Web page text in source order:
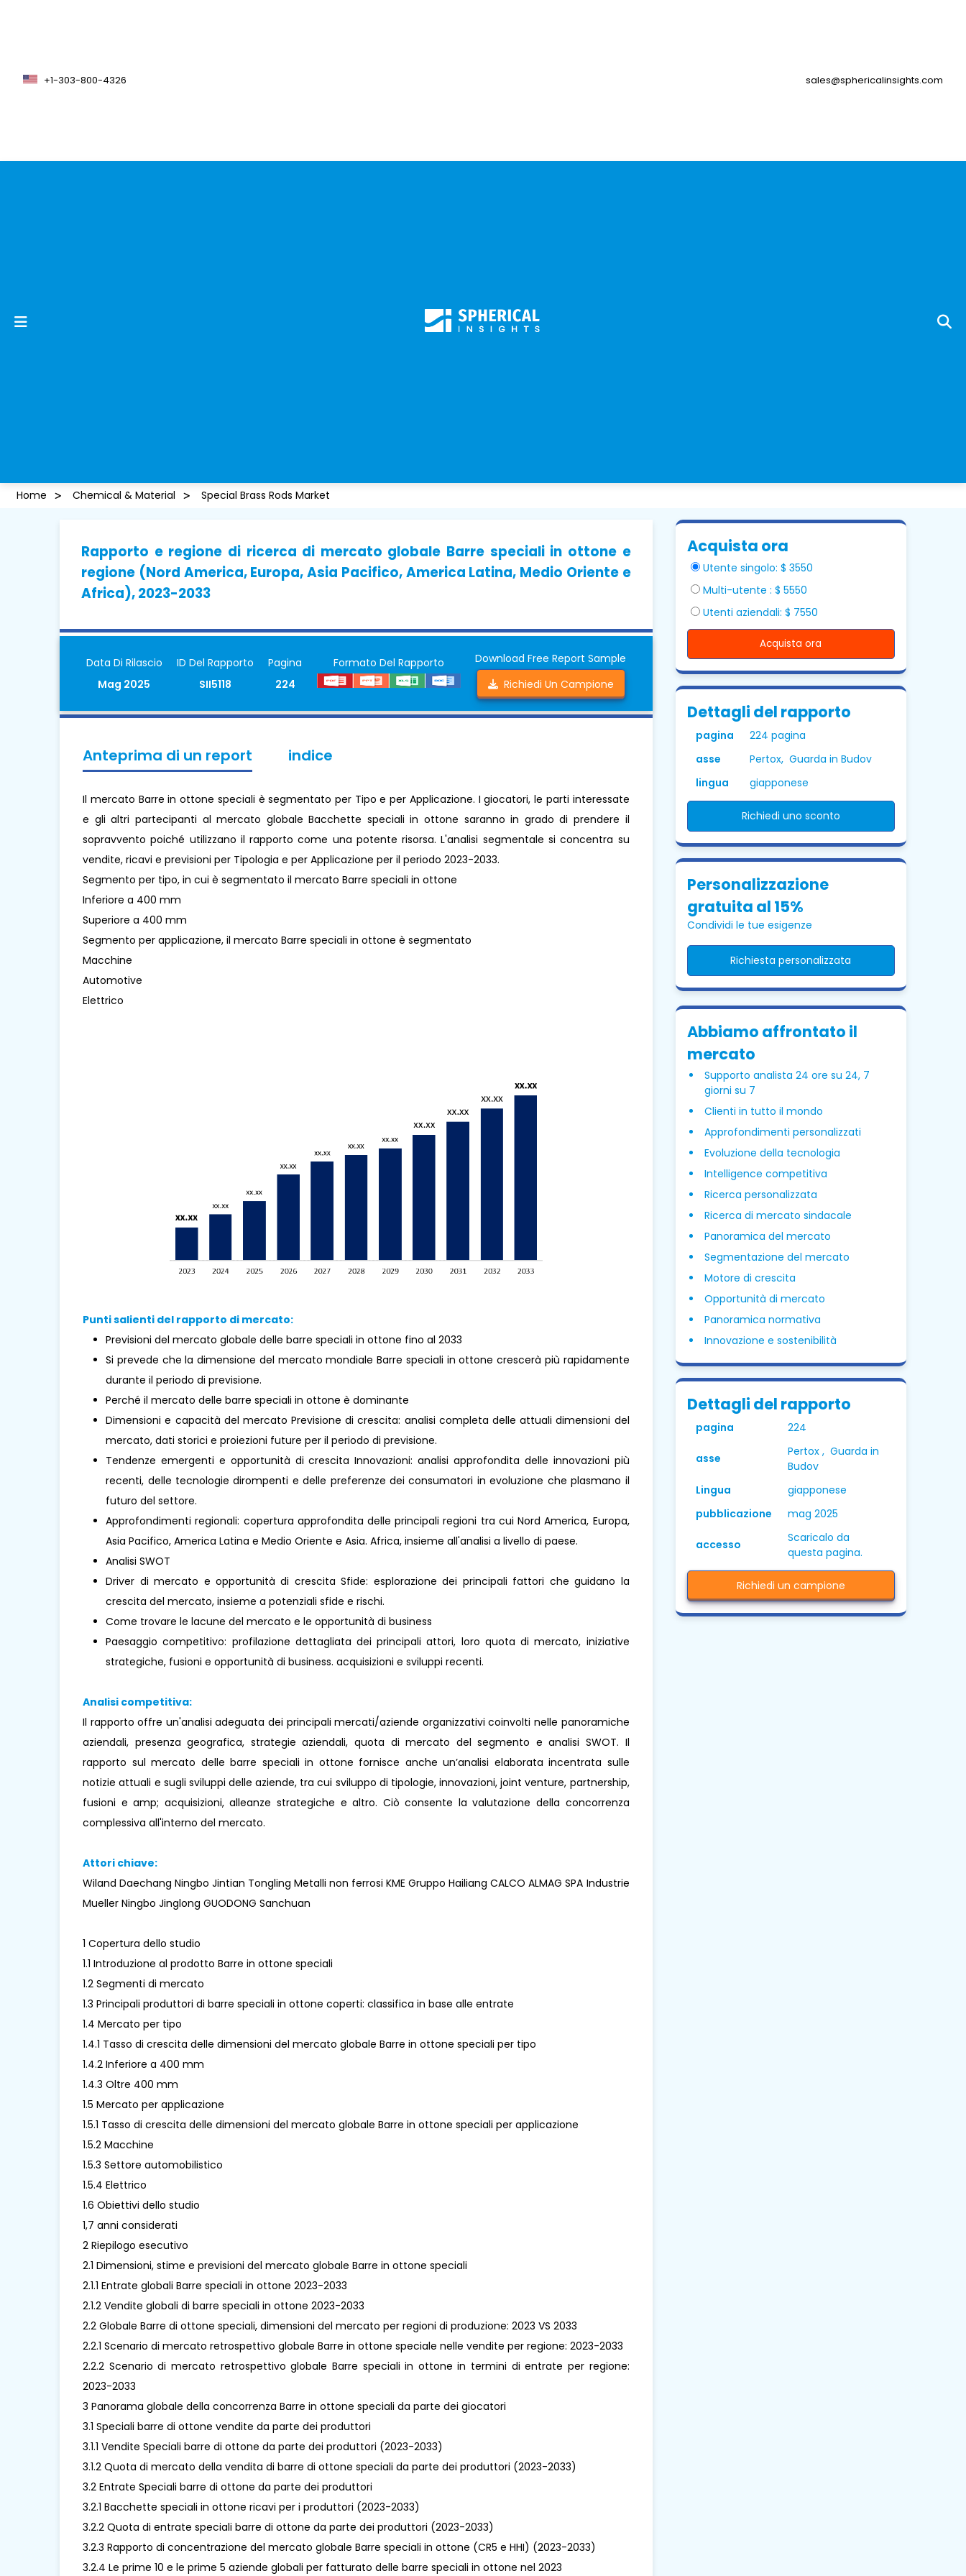
+1-303-800-4326 sales@sphericalinsights.com
Home Chemical & Material Special Brass Rods Market
Rapporto e regione di ricerca di mercato globale Barre speciali in ottone e
regione (Nord America, Europa, Asia Pacifico, America Latina, Medio Oriente e
Africa), 2023-2033
Data Di Rilascio
Mag 2025
ID Del Rapporto
SII5118
Pagina
224
Formato Del Rapporto
Download Free Report Sample
Richiedi Un Campione
Anteprima di un report indice
Il mercato Barre in ottone speciali è segmentato per Tipo e per Applicazione. I giocatori, le parti interessate
e gli altri partecipanti al mercato globale Bacchette speciali in ottone saranno in grado di prendere il
sopravvento poiché utilizzano il rapporto come una potente risorsa. L'analisi segmentale si concentra su
vendite, ricavi e previsioni per Tipologia e per Applicazione per il periodo 2023-2033.
Segmento per tipo, in cui è segmentato il mercato Barre speciali in ottone
Inferiore a 400 mm
Superiore a 400 mm
Segmento per applicazione, il mercato Barre speciali in ottone è segmentato
Macchine
Automotive
Elettrico
Punti salienti del rapporto di mercato:
Previsioni del mercato globale delle barre speciali in ottone fino al 2033
Si prevede che la dimensione del mercato mondiale Barre speciali in ottone crescerà più rapidamente
durante il periodo di previsione.
Perché il mercato delle barre speciali in ottone è dominante
Dimensioni e capacità del mercato Previsione di crescita: analisi completa delle attuali dimensioni del
mercato, dati storici e proiezioni future per il periodo di previsione.
Tendenze emergenti e opportunità di crescita Innovazioni: analisi approfondita delle innovazioni più
recenti, delle tecnologie dirompenti e delle preferenze dei consumatori in evoluzione che plasmano il
futuro del settore.
Approfondimenti regionali: copertura approfondita delle principali regioni tra cui Nord America, Europa,
Asia Pacifico, America Latina e Medio Oriente e Asia. Africa, insieme all'analisi a livello di paese.
Analisi SWOT
Driver di mercato e opportunità di crescita Sfide: esplorazione dei principali fattori che guidano la
crescita del mercato, insieme a potenziali sfide e rischi.
Come trovare le lacune del mercato e le opportunità di business
Paesaggio competitivo: profilazione dettagliata dei principali attori, loro quota di mercato, iniziative
strategiche, fusioni e opportunità di business. acquisizioni e sviluppi recenti.
Analisi competitiva:
Il rapporto offre un'analisi adeguata dei principali mercati/aziende organizzativi coinvolti nelle panoramiche
aziendali, presenza geografica, strategie aziendali, quota di mercato del segmento e analisi SWOT. Il
rapporto sul mercato delle barre speciali in ottone fornisce anche un’analisi elaborata incentrata sulle
notizie attuali e sugli sviluppi delle aziende, tra cui sviluppo di tipologie, innovazioni, joint venture, partnership,
fusioni e amp; acquisizioni, alleanze strategiche e altro. Ciò consente la valutazione della concorrenza
complessiva all'interno del mercato.
Attori chiave:
Wiland Daechang Ningbo Jintian Tongling Metalli non ferrosi KME Gruppo Hailiang CALCO ALMAG SPA Industrie
Mueller Ningbo Jinglong GUODONG Sanchuan
1 Copertura dello studio
1.1 Introduzione al prodotto Barre in ottone speciali
1.2 Segmenti di mercato
1.3 Principali produttori di barre speciali in ottone coperti: classifica in base alle entrate
1.4 Mercato per tipo
1.4.1 Tasso di crescita delle dimensioni del mercato globale Barre in ottone speciali per tipo
1.4.2 Inferiore a 400 mm
1.4.3 Oltre 400 mm
1.5 Mercato per applicazione
1.5.1 Tasso di crescita delle dimensioni del mercato globale Barre in ottone speciali per applicazione
1.5.2 Macchine
1.5.3 Settore automobilistico
1.5.4 Elettrico
1.6 Obiettivi dello studio
1,7 anni considerati
2 Riepilogo esecutivo
2.1 Dimensioni, stime e previsioni del mercato globale Barre in ottone speciali
2.1.1 Entrate globali Barre speciali in ottone 2023-2033
2.1.2 Vendite globali di barre speciali in ottone 2023-2033
2.2 Globale Barre di ottone speciali, dimensioni del mercato per regioni di produzione: 2023 VS 2033
2.2.1 Scenario di mercato retrospettivo globale Barre in ottone speciale nelle vendite per regione: 2023-2033
2.2.2 Scenario di mercato retrospettivo globale Barre speciali in ottone in termini di entrate per regione:
2023-2033
3 Panorama globale della concorrenza Barre in ottone speciali da parte dei giocatori
3.1 Speciali barre di ottone vendite da parte dei produttori
3.1.1 Vendite Speciali barre di ottone da parte dei produttori (2023-2033)
3.1.2 Quota di mercato della vendita di barre di ottone speciali da parte dei produttori (2023-2033)
3.2 Entrate Speciali barre di ottone da parte dei produttori
3.2.1 Bacchette speciali in ottone ricavi per i produttori (2023-2033)
3.2.2 Quota di entrate speciali barre di ottone da parte dei produttori (2023-2033)
3.2.3 Rapporto di concentrazione del mercato globale Barre speciali in ottone (CR5 e HHI) (2023-2033)
3.2.4 Le prime 10 e le prime 5 aziende globali per fatturato delle barre speciali in ottone nel 2023
Acquista ora
Utente singolo: $ 3550
Multi-utente : $ 5550
Utenti aziendali: $ 7550
Acquista ora
Dettagli del rapporto
pagina
224 pagina
asse
Pertox, Guarda in Budov
lingua
giapponese
Richiedi uno sconto
Personalizzazione
gratuita al 15%
Condividi le tue esigenze
Richiesta personalizzata
Abbiamo affrontato il
mercato
Supporto analista 24 ore su 24, 7
giorni su 7
Clienti in tutto il mondo
Approfondimenti personalizzati
Evoluzione della tecnologia
Intelligence competitiva
Ricerca personalizzata
Ricerca di mercato sindacale
Panoramica del mercato
Segmentazione del mercato
Motore di crescita
Opportunità di mercato
Panoramica normativa
Innovazione e sostenibilità
Dettagli del rapporto
pagina 224
asse
Pertox , Guarda in
Budov
Lingua
giapponese
pubblicazione
mag 2025
accesso
Scaricalo da
questa pagina.
Richiedi un campione